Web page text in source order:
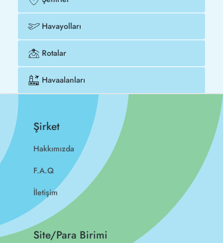
Havayolları
Rotalar
Havaalanları
Şirket
Hakkımızda
F.A.Q
İletişim
Site/Para Birimi